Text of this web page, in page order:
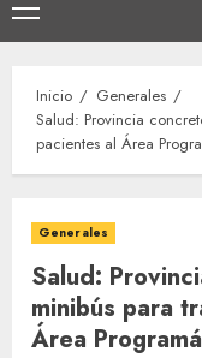
Menú
principal
Inicio
Generales
Salud: Provincia
pacientes al Área
Generales
Salud:
minibús para
Área